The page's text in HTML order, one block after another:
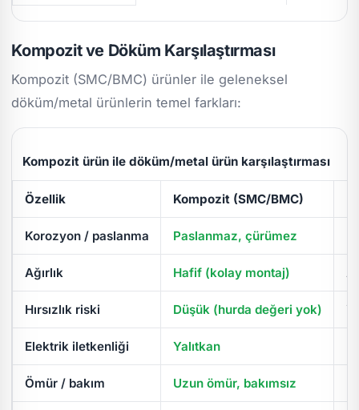
Kompozit ve Döküm Karşılaştırması
Kompozit (SMC/BMC) ürünler ile geleneksel
döküm/metal ürünlerin temel farkları:
Kompozit ürün ile döküm/metal ürün karşılaştırması
Özellik Kompozit (SMC/BMC)
Korozyon / paslanma Paslanmaz, çürümez
Ağırlık Hafif (kolay montaj)
Hırsızlık riski Düşük (hurda değeri yok)
Elektrik iletkenliği Yalıtkan
Ömür / bakım Uzun ömür, bakımsız